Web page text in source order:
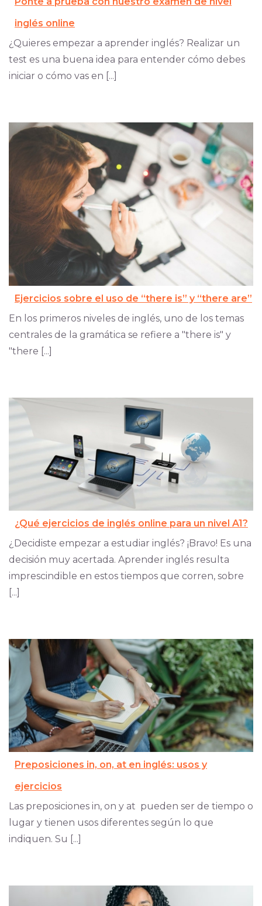
inglés online
¿Quieres empezar a aprender inglés? Realizar un
test es una buena idea para entender cómo debes
iniciar o cómo vas en [...]
Ejercicios sobre el uso de “there is” y “there are”
En los primeros niveles de inglés, uno de los temas
centrales de la gramática se refiere a "there is" y
"there [...]
¿Qué ejercicios de inglés online para un nivel A1?
¿Decidiste empezar a estudiar inglés? ¡Bravo! Es una
decisión muy acertada. Aprender inglés resulta
imprescindible en estos tiempos que corren, sobre
[...]
Preposiciones in, on, at en inglés: usos y
ejercicios
Las preposiciones in, on y at pueden ser de tiempo o
lugar y tienen usos diferentes según lo que
indiquen. Su [...]